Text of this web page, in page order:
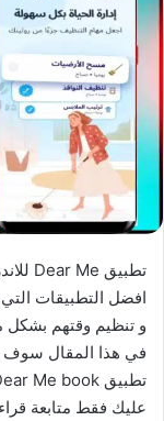
افضل التطبيقات
و تنظيم وقتهم
في هذا المقال سوف
عليك فقط متابعة